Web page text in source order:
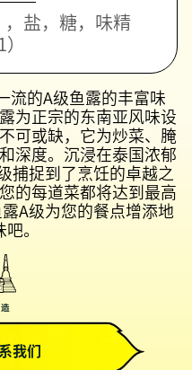
流的A级鱼露的丰富味
为正宗的东南亚风味设
可或缺，它为炒菜、腌
深度。沉浸在泰国浓郁
捕捉到了烹饪的卓越之
的每道菜都将达到最高
A级为您的餐点增添地
。
我们
盐，糖，味精